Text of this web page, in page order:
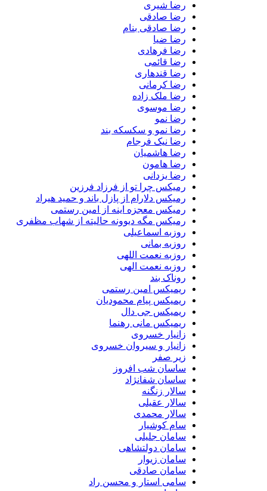
رضا شیری
رضا صادقی
رضا صادقی بنام
رضا ضیا
رضا فرهادی
رضا قائمی
رضا قندهاری
رضا کرمانی
رضا ملک زاده
رضا موسوی
رضا نمو
رضا نمو و سکسکه بند
رضا نیک فرجام
رضا هاشمیان
رضا هامون
رضا یزدانی
رمیکس چرا تو از فرزاد فرزین
رمیکس دلارام از پازل باند و حمید هیراد
رمیکس معجزه اینه از امین رستمی
رمیکس مگه دیوونه حالیته از شهاب مظفری
روزبه اسماعیلی
روزبه بمانی
روزبه نعمت اللهی
روزبه نعمت الهی
روناک بند
ریمیکس امین رستمی
ریمیکس پیام محمودیان
ریمیکس جی دال
ریمیکس مانی رهنما
زانیار خسروی
زانیار و سیروان خسروی
زیر صفر
ساسان شب افروز
ساسان شفانژاد
سالار زنگنه
سالار عقیلی
سالار محمدی
سام کوشیار
سامان جلیلی
سامان دولتشاهی
سامان زیوار
سامان صادقی
سامی استار و محسن راد